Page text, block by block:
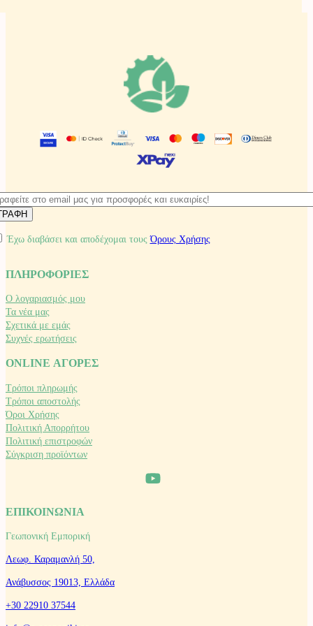
Έχω διαβάσει και αποδέχομαι τουςΌρους Χρήσης
ΠΛΗΡΟΦΟΡΙΕΣ
Ο λογαριασμός μου
Τα νέα μας
Σχετικά με εμάς
Συχνές ερωτήσεις
ONLINE ΑΓΟΡΕΣ
Τρόποι πληρωμής
Τρόποι αποστολής
Όροι Χρήσης
Πολιτική Απορρήτου
Πολιτική επιστροφών
Σύγκριση προϊόντων
ΕΠΙΚΟΙΝΩΝΙΑ
Γεωπονική Εμπορική
Λεωφ. Καραμανλή 50,
Ανάβυσσος 19013, Ελλάδα
+30 22910 37544